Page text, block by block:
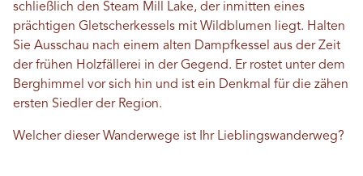
schließlich den Steam Mill Lake, der inmitten eines
prächtigen Gletscherkessels mit Wildblumen liegt. Halten
Sie Ausschau nach einem alten Dampfkessel aus der Zeit
der frühen Holzfällerei in der Gegend. Er rostet unter dem
Berghimmel vor sich hin und ist ein Denkmal für die zähen
ersten Siedler der Region.
Welcher dieser Wanderwege ist Ihr Lieblingswanderweg?